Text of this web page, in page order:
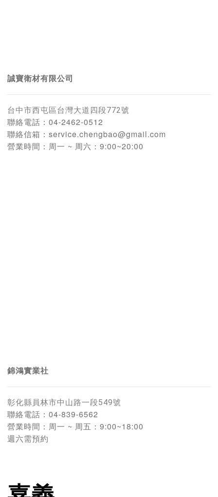
誠寶衛材有限公司
台中市西屯區台灣大道四段772號
聯絡電話： 04-2462-0512
聯絡信箱： service.chengbao@gmail.com
營業時間： 周一 ~ 周六：9:00~20:00
錦鴻實業社
彰化縣員林市中山路一段549號
聯絡電話： 04-839-6562
營業時間： 周一 ~ 周五：9:00~18:00
週六需預約